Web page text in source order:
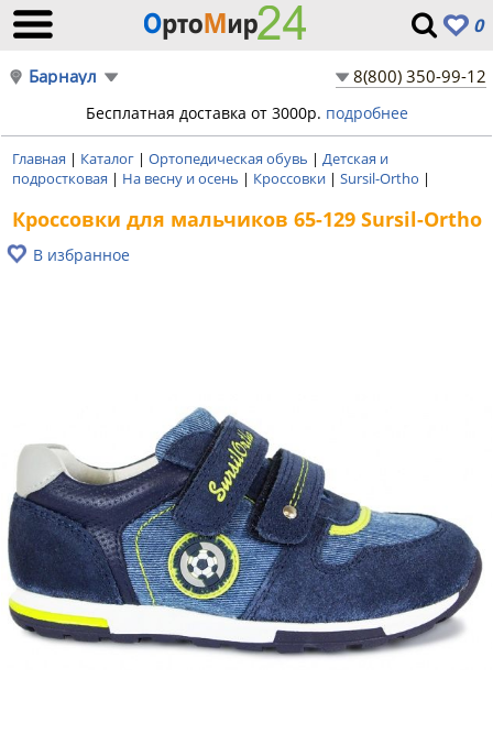
0
Барнаул 8(800) 350-99-12
Бесплатная доставка от 3000р. подробнее
Главная | Каталог | Ортопедическая обувь | Детская и
подростковая | На весну и осень | Кроссовки | Sursil-Ortho |
Кроссовки для мальчиков 65-129 Sursil-Ortho
В избранное